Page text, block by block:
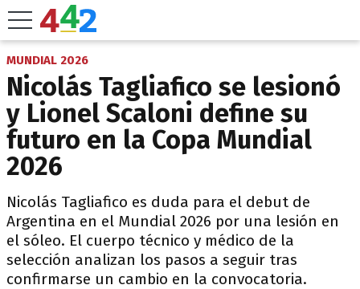
MUNDIAL 2026
Nicolás Tagliafico se lesionó
y Lionel Scaloni define su
futuro en la Copa Mundial
2026
Nicolás Tagliafico es duda para el debut de
Argentina en el Mundial 2026 por una lesión en
el sóleo. El cuerpo técnico y médico de la
selección analizan los pasos a seguir tras
confirmarse un cambio en la convocatoria.